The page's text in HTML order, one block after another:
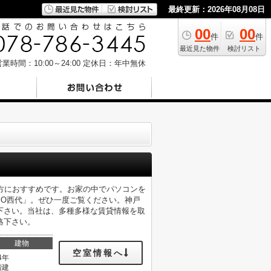
最終更新：2026年08月08日
00件
最近見た物件
00件
検討リスト
業時間：10:00～24:00 定休日：年中無休
おすすめです。お家の中でパソコンを
西代」。ぜひ一度ご覧ください。神戸
い。当社は、多種多様な賃貸情報を取
さい。
建物
年
建
空室情報へ